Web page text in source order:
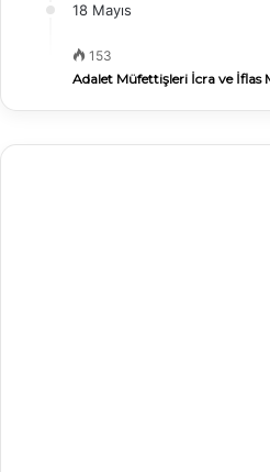
18 Mayıs
153
Adalet Müfettişleri İcra ve İflas